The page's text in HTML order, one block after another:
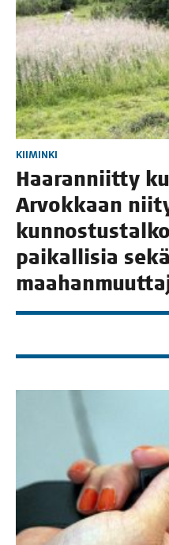
KIIMINKI
Haa­ran­niit­ty
Arvok­kaan
pai­kal­li­sia sekä